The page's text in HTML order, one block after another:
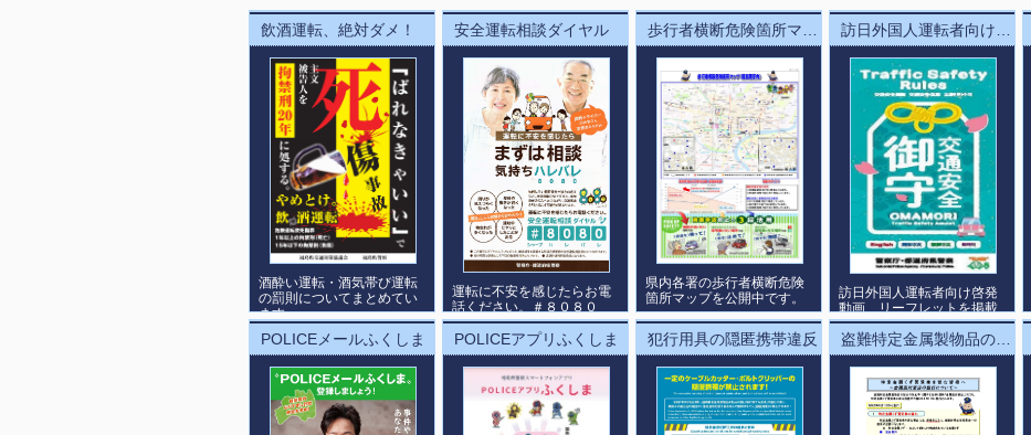
飲酒運転、絶対ダメ！
酒酔い運転・酒気帯び運転
の罰則についてまとめてい
ます。
安全運転相談ダイヤル
運転に不安を感じたらお電
話ください。＃８０８０
県内各署の歩行者横断危険
箇所マップを公開中です。
訪日外国人運転者向け啓発
動画、リーフレットを掲載
しています。
POLICEメールふくしま POLICEアプリふくしま 犯行用具の隠匿携帯違反